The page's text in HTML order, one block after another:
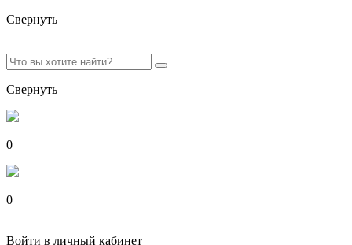
Свернуть
Свернуть
0
0
Войти в личный кабинет